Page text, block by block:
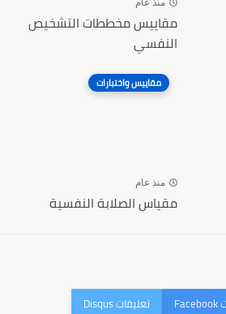
مقاييس مخططات التشخيص
النفسي
مقاييس واختبارات
منذ عام
مقياس الصلابة النفسية